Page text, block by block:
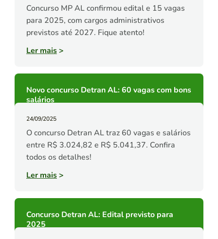
Concurso MP AL confirmou edital e 15 vagas
para 2025, com cargos administrativos
previstos até 2027. Fique atento!
Ler mais>
Novo concurso Detran AL: 60 vagas com bons
salários
24/09/2025
O concurso Detran AL traz 60 vagas e salários
entre R$ 3.024,82 e R$ 5.041,37. Confira
todos os detalhes!
Ler mais>
Concurso Detran AL: Edital previsto para
2025